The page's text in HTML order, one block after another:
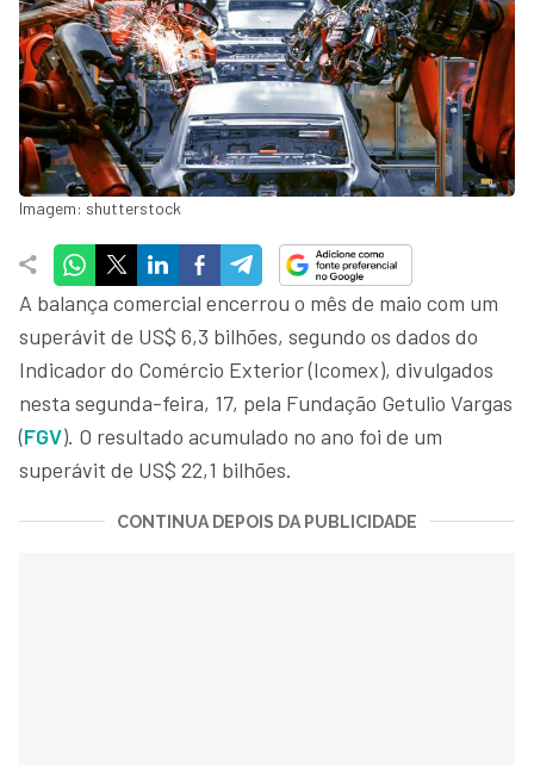
Imagem: shutterstock
A balança comercial encerrou o mês de maio com um
superávit de US$ 6,3 bilhões, segundo os dados do
Indicador do Comércio Exterior (Icomex), divulgados
nesta segunda-feira, 17, pela Fundação Getulio Vargas
(FGV). O resultado acumulado no ano foi de um
superávit de US$ 22,1 bilhões.
CONTINUA DEPOIS DA PUBLICIDADE